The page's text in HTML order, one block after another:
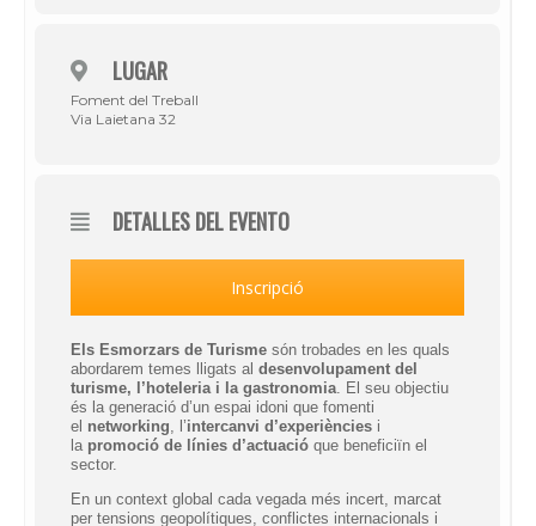
LUGAR
Foment del Treball
Via Laietana 32
DETALLES DEL EVENTO
Inscripció
Els Esmorzars de Turisme són trobades en les quals
abordarem temes lligats al desenvolupament del
turisme, l’hoteleria i la gastronomia. El seu objectiu
és la generació d’un espai idoni que fomenti
el networking, l’intercanvi d’experiències i
la promoció de línies d’actuació que beneficiïn el
sector.
En un context global cada vegada més incert, marcat
per tensions geopolítiques, conflictes internacionals i